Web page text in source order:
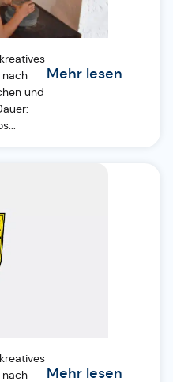
nach
und
Mehr lesen
nach
Mehr lesen